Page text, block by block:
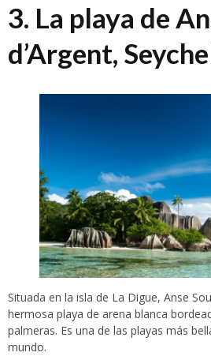
3. La playa de
d’Argent,
Situada en la isla de La Digue, Anse
hermosa playa de arena blanca
palmeras. Es una de las playas más
mundo.